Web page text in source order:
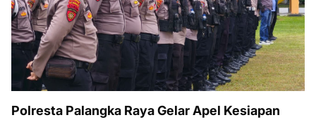
Polresta Palangka Raya Gelar Apel Kesiapan